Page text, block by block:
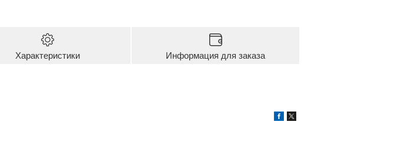
Характеристики Информация для заказа